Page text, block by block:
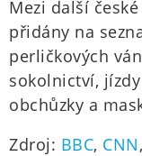
Mezi další
přidány na
perličkových
sokolnictví,
obchůzky a
Zdroj: BBC, CNN,